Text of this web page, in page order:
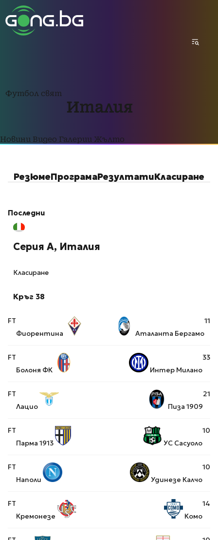
Футбол свят
Италия
Новини Видео Галерии Жълто
РезюмеПрограмаРезултатиКласиране
Последни
Серия А, Италия
Класиране
Кръг 38
FT
Фиорентина
Аталанта Бергамо
11
FT
Болоня ФК
Интер Милано
33
FT
Лацио
Пиза 1909
21
FT
Парма 1913
УС Сасуоло
10
FT
Наполи
Удинезе Калчо
10
FT
Кремонезе
Комо
14